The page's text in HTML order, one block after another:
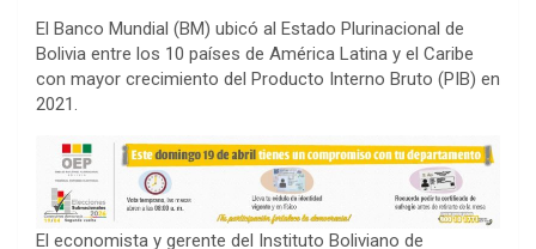
El Banco Mundial (BM) ubicó al Estado Plurinacional de
Bolivia entre los 10 países de América Latina y el Caribe
con mayor crecimiento del Producto Interno Bruto (PIB) en
2021.
El economista y gerente del Instituto Boliviano de